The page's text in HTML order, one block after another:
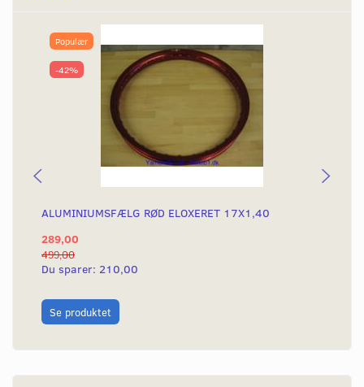
Populær
-42%
ALUMINIUMSFÆLG RØD ELOXERET 17X1,40
289,00
499,00
Du sparer: 210,00
Se produktet